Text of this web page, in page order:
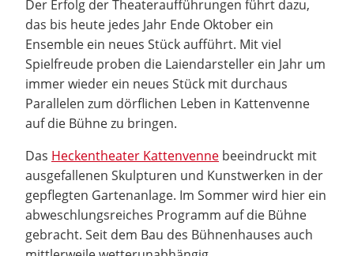
Der Erfolg der Theateraufführungen führt dazu,
das bis heute jedes Jahr Ende Oktober ein
Ensemble ein neues Stück aufführt. Mit viel
Spielfreude proben die Laiendarsteller ein Jahr um
immer wieder ein neues Stück mit durchaus
Parallelen zum dörflichen Leben in Kattenvenne
auf die Bühne zu bringen.
Das Heckentheater Kattenvenne beeindruckt mit
ausgefallenen Skulpturen und Kunstwerken in der
gepflegten Gartenanlage. Im Sommer wird hier ein
abweschlungsreiches Programm auf die Bühne
gebracht. Seit dem Bau des Bühnenhauses auch